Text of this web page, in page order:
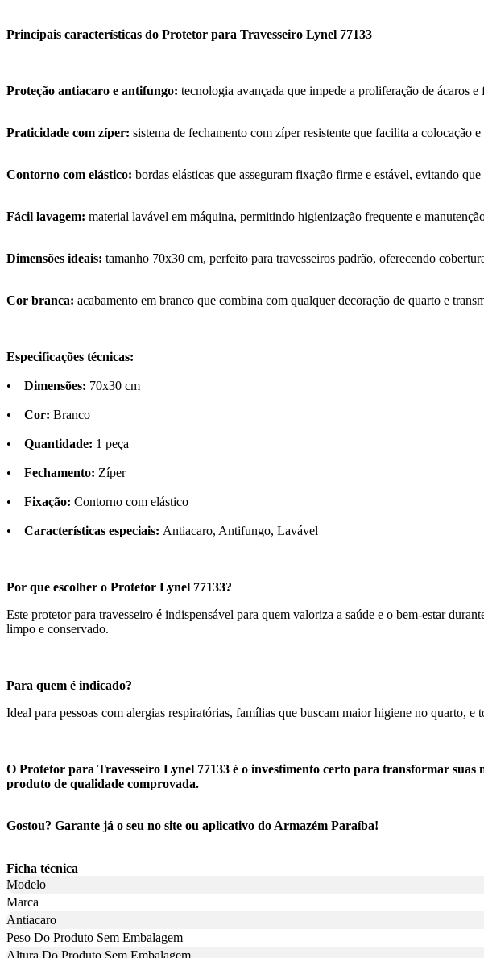
Principais características do Protetor para Travesseiro Lynel 77133
Proteção antiacaro e antifungo: tecnologia avançada que impede a proliferação de ácaros
Praticidade com zíper: sistema de fechamento com zíper resistente que facilita a colocação
Contorno com elástico: bordas elásticas que asseguram fixação firme e estável, evitando
Fácil lavagem: material lavável em máquina, permitindo higienização frequente e
Dimensões ideais: tamanho 70x30 cm, perfeito para travesseiros padrão, oferecendo
Cor branca: acabamento em branco que combina com qualquer decoração de quarto e
Especificações técnicas:
• Dimensões: 70x30 cm
• Cor: Branco
• Quantidade: 1 peça
• Fechamento: Zíper
• Fixação: Contorno com elástico
• Características especiais: Antiacaro, Antifungo, Lavável
Por que escolher o Protetor Lynel 77133?
Este protetor para travesseiro é indispensável para quem valoriza a saúde e o bem-estar
limpo e conservado.
Para quem é indicado?
Ideal para pessoas com alergias respiratórias, famílias que buscam maior higiene no quarto,
O Protetor para Travesseiro Lynel 77133 é o investimento certo para transformar suas
produto de qualidade comprovada.
Gostou? Garante já o seu no site ou aplicativo do Armazém Paraíba!
Ficha técnica
Modelo
Marca
Antiacaro
Peso Do Produto Sem Embalagem